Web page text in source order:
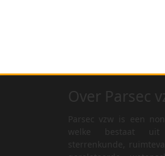
Parsec vzw is een
welke bestaat